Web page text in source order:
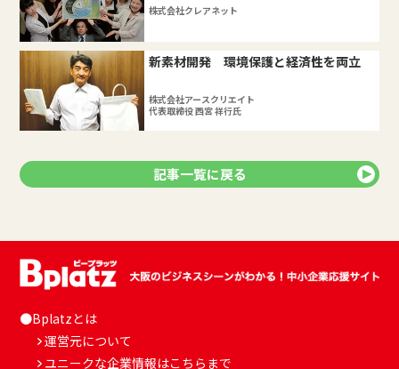
株式会社クレアネット
新素材開発 環境保護と経済性を両立
株式会社アースクリエイト
代表取締役 西宮 祥行氏
記事一覧に戻る
●Bplatzとは
運営元について
ユニークな企業情報はこちらまで